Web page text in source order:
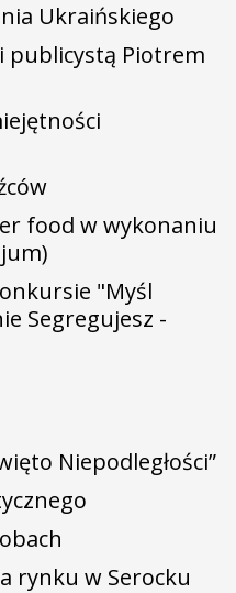
Ukraińskiego
publicystą Piotrem
food w wykonaniu
"Myśl
Segregujesz -
Niepodległości”
rynku w Serocku